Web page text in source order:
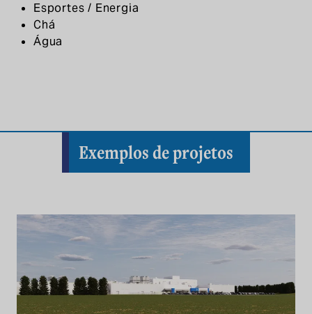
Esportes / Energia
Chá
Água
Exemplos de projetos